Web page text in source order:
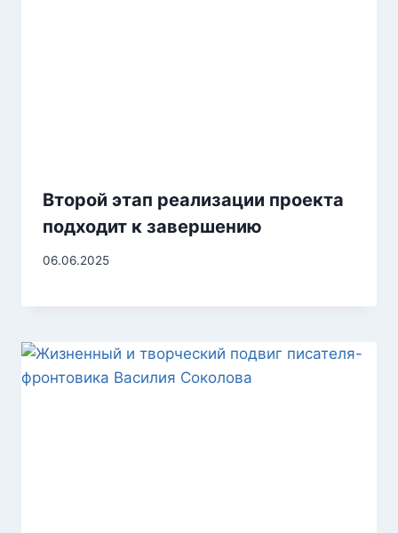
Второй этап реализации проекта
подходит к завершению
06.06.2025